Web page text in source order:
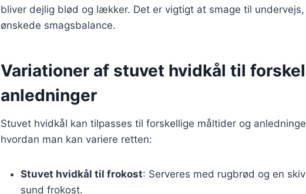
bliver dejlig blød og lækker. Det er vigtigt at smage til
ønskede smagsbalance.
Variationer af stuvet hvidkål til
anledninger
Stuvet hvidkål kan tilpasses til forskellige måltider og
hvordan man kan variere retten:
Stuvet hvidkål til frokost: Serveres med rugbrød og en
sund frokost.